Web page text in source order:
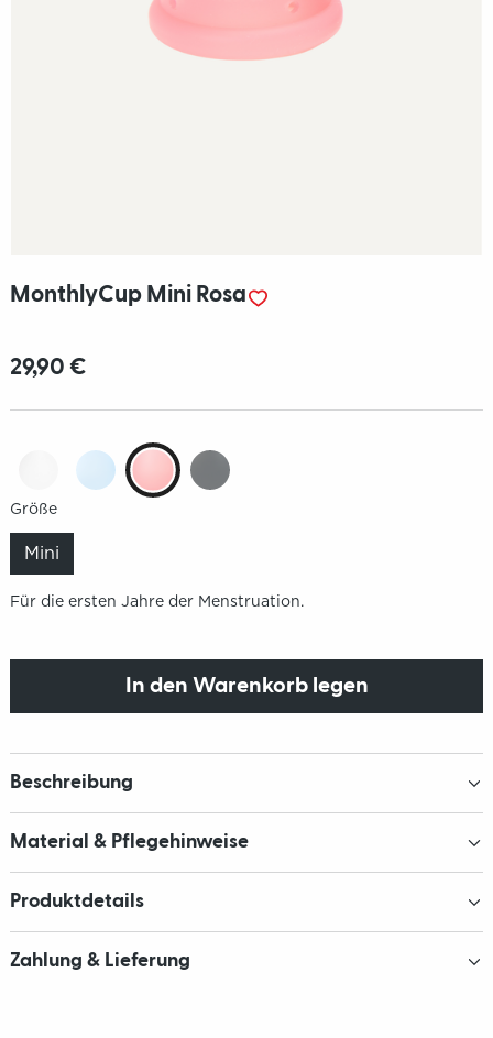
MonthlyCup Mini Rosa
29,90 €
Größe
Mini
Für die ersten Jahre der Menstruation.
In den Warenkorb legen
Beschreibung
Material & Pflegehinweise
Produktdetails
Zahlung & Lieferung